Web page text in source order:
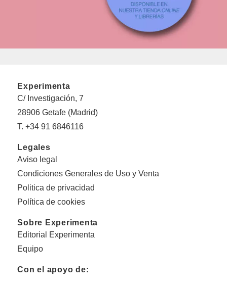
Experimenta
C/ Investigación, 7
28906 Getafe (Madrid)
T. +34 91 6846116
Legales
Aviso legal
Condiciones Generales de Uso y Venta
Politica de privacidad
Política de cookies
Sobre Experimenta
Editorial Experimenta
Equipo
Con el apoyo de: